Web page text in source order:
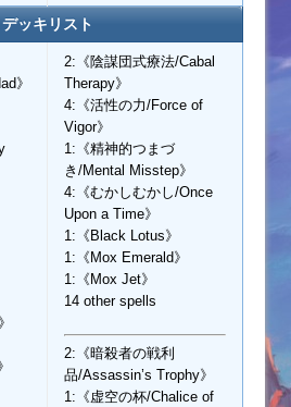
デッキリスト
》
2:《陰謀団式療法/Cabal
Therapy》
4:《活性の力/Force of
Vigor》
1:《精神的つまづ
き/Mental Misstep》
4:《むかしむかし/Once
Upon a Time》
1:《Black Lotus》
1:《Mox Emerald》
1:《Mox Jet》
14 other spells
2:《暗殺者の戦利
品/Assassin’s Trophy》
1:《虚空の杯/Chalice of